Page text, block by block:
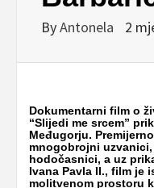
ByAntonela 2
Dokumentarni film o
“Slijedi me srcem”
Međugorju.
mnogobrojni
hodočasnici, a uz
Ivana Pavla II., film je
molitvenom prostoru